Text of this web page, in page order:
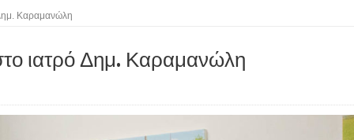
ΓΙΑ ΜΑΙΟ ΚΑΙ ΙΟΥΝΙΟ 2024
στην Ομβριακή Δομοκού την 1η Δεκέμβρη 1942
Καραμανώλη
ιατρό Δημ. Καραμανώλη